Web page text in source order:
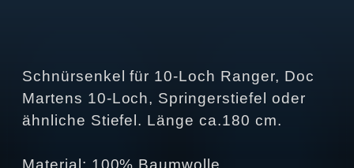
Schnürsenkel für 10-Loch Ranger, Doc
Martens 10-Loch, Springerstiefel oder
ähnliche Stiefel. Länge ca.180 cm.
Material: 100% Baumwolle